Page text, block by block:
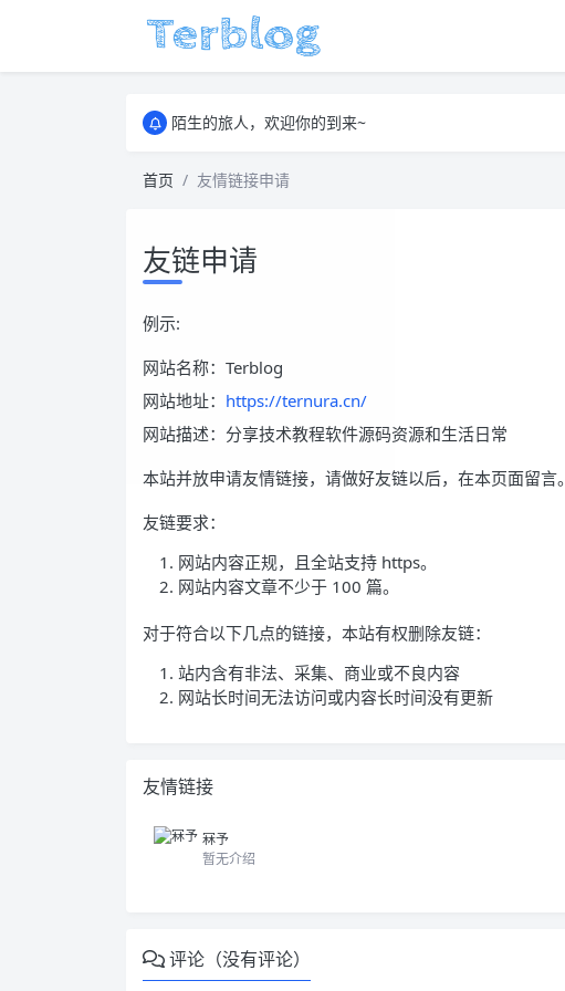
陌生的旅人，欢迎你的到来~
陌生的旅人，欢迎你的到来~
首页 友情链接申请
友链申请
例示:
网站名称：Terblog
网站地址： https://ternura.cn/
网站描述：分享技术教程软件源码资源和生活日常
本站并放申请友情链接，请做好友链以后，在本页面留言。
友链要求：
网站内容正规，且全站支持 https。
网站内容文章不少于 100 篇。
对于符合以下几点的链接，本站有权删除友链：
站内含有非法、采集、商业或不良内容
网站长时间无法访问或内容长时间没有更新
友情链接
冧予
暂无介绍
评论（没有评论）